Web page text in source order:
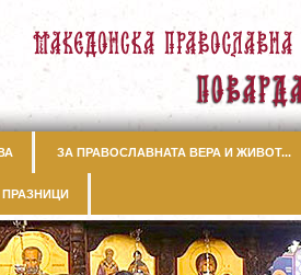
ЗА ПРАВОСЛАВНАТА ВЕРА И ЖИВОТ...